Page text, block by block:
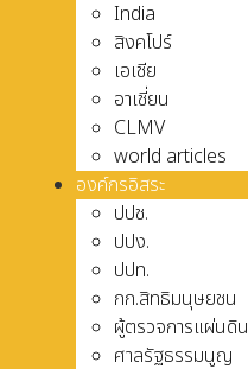
India
สิงคโปร์
เอเชีย
อาเชี่ยน
CLMV
world articles
องค์กรอิสระ
ปปช.
ปปง.
ปปท.
กก.สิทธิมนุษยชน
ผู้ตรวจการแผ่นดิน
ศาลรัฐธรรมนูญ